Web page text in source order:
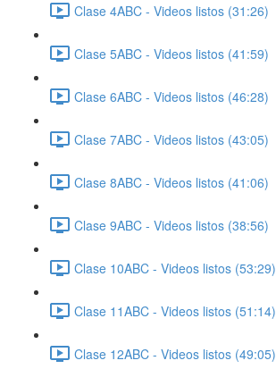
Clase 4ABC - Videos listos (31:26)
Clase 5ABC - Videos listos (41:59)
Clase 6ABC - Videos listos (46:28)
Clase 7ABC - Videos listos (43:05)
Clase 8ABC - Videos listos (41:06)
Clase 9ABC - Videos listos (38:56)
Clase 10ABC - Videos listos (53:29)
Clase 11ABC - Videos listos (51:14)
Clase 12ABC - Videos listos (49:05)